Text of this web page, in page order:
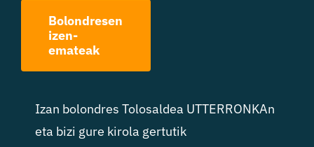
Bolondresen
izen-
emateak
Izan bolondres Tolosaldea UTTERRONKAn
eta bizi gure kirola gertutik